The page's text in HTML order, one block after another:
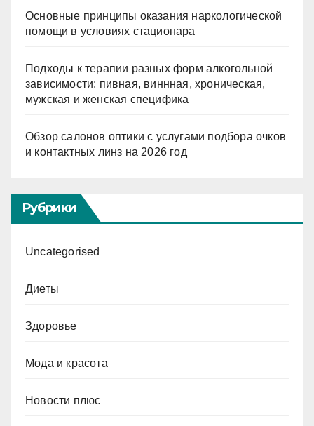
Основные принципы оказания наркологической
помощи в условиях стационара
Подходы к терапии разных форм алкогольной
зависимости: пивная, виннная, хроническая,
мужская и женская специфика
Обзор салонов оптики с услугами подбора очков
и контактных линз на 2026 год
Рубрики
Uncategorised
Диеты
Здоровье
Мода и красота
Новости плюс